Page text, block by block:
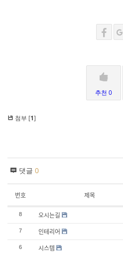
추천 0
첨부 [1]
댓글 0
번호 제목
8 오시는길
7 인테리어
6 시스템